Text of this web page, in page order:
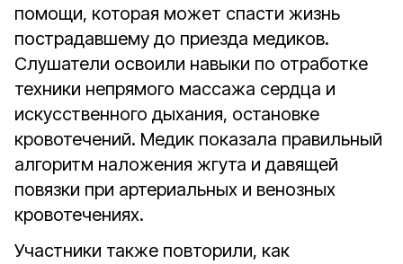
помощи, которая может спасти жизнь
пострадавшему до приезда медиков.
Слушатели освоили навыки по отработке
техники непрямого массажа сердца и
искусственного дыхания, остановке
кровотечений. Медик показала правильный
алгоритм наложения жгута и давящей
повязки при артериальных и венозных
кровотечениях.
Участники также повторили, как